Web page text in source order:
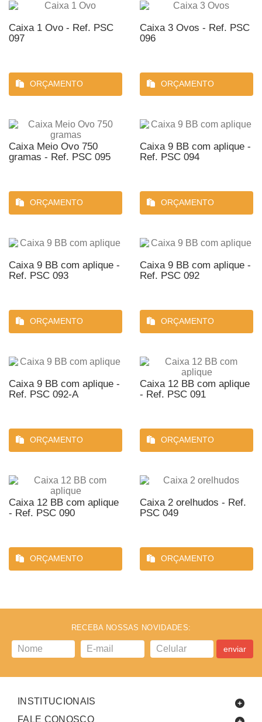
Caixa 1 Ovo - Ref. PSC
097
ORÇAMENTO
Caixa 3 Ovos - Ref. PSC
096
ORÇAMENTO
Caixa Meio Ovo 750
gramas - Ref. PSC 095
ORÇAMENTO
Caixa 9 BB com aplique -
Ref. PSC 094
ORÇAMENTO
Caixa 9 BB com aplique -
Ref. PSC 093
ORÇAMENTO
Caixa 9 BB com aplique -
Ref. PSC 092
ORÇAMENTO
Caixa 9 BB com aplique -
Ref. PSC 092-A
ORÇAMENTO
Caixa 12 BB com aplique
- Ref. PSC 091
ORÇAMENTO
Caixa 12 BB com aplique
- Ref. PSC 090
ORÇAMENTO
Caixa 2 orelhudos - Ref.
PSC 049
ORÇAMENTO
RECEBA NOSSAS NOVIDADES:
enviar
INSTITUCIONAIS
FALE CONOSCO